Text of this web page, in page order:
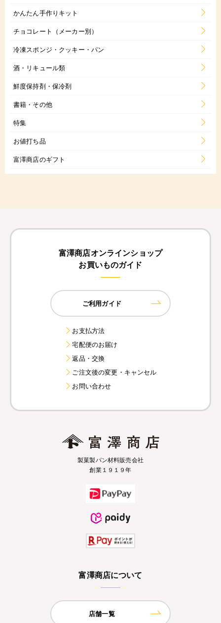
かんたん手作りキット
チョコレート（メーカー別）
冷凍スポンジ・クッキー・パン
酒・リキュール類
鮮度保持剤・保冷剤
書籍・その他
特集
お値打ち品
富澤商店のギフト
富澤商店オンラインショップ
お買いものガイド
ご利用ガイド
お支払方法
宅配便のお届け
返品・交換
ご注文後の変更・キャンセル
お問い合わせ
製菓製パン材料販売会社
創業１９１９年
富澤商店について
店舗一覧